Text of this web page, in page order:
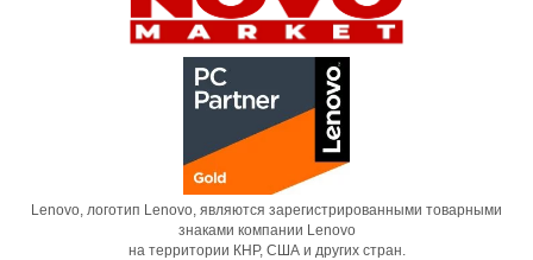
Lenovo, логотип Lenovo, являются зарегистрированными товарными
знаками компании Lenovo
на территории КНР, США и других стран.